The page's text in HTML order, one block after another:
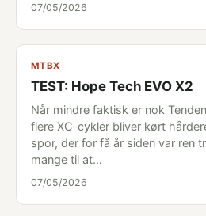
07/05/2026
MTBX
TEST: Hope Tech EVO X2
Når mindre faktisk er nok
flere XC-cykler bliver kørt
spor, der for få år siden var ren
mange til at…
07/05/2026